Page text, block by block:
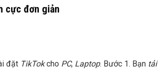
cực đơn giản
đặt TikTokcho PC, Laptop. Bước 1. Bạn tải